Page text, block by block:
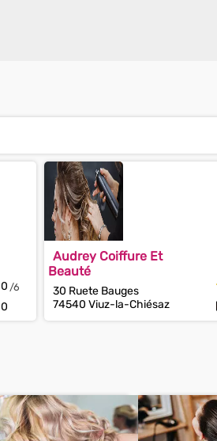
0
0
Audrey Coiffure Et
Beauté
30 Ruete Bauges
74540 Viuz-la-Chiésaz